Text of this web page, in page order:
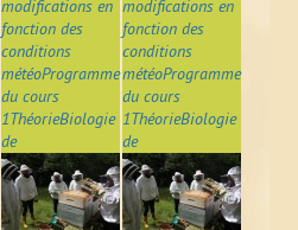
modifications en
fonction des
conditions
météoProgramme
du cours
1ThéorieBiologie
de
modifications en
fonction des
conditions
météoProgramme
du cours
1ThéorieBiologie
de